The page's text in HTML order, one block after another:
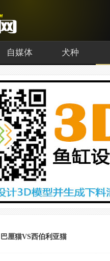
自媒体 犬种
巴厘猫VS西伯利亚猫